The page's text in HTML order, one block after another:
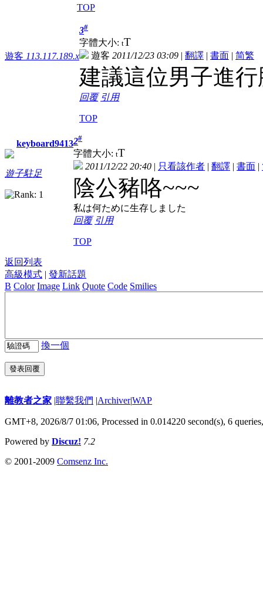
TOP
遊客 113.117.189.x
3#
字體大小: tT
遊客 2011/12/23 03:09 | 翻譯 | 書面 | 简繁
建議這位男子進
回覆 引用
TOP
keyboard9413
遊子駐足
2#
字體大小: tT
2011/12/22 20:40 | 只看該作者 | 翻譯 | 書面 |
陰公豬咯~~~
私は何ために生存しました
回覆 引用
TOP
返回列表
高級模式 | 發新話題
B Color Image Link Quote Code Smilies
換一個
發表回覆
離教者之家 |聯繫我們 |Archiver|WAP
GMT+8, 2026/8/7 01:06, Processed in 0.014220 second(s), 6
Powered by Discuz! 7.2
© 2001-2009 Comsenz Inc.